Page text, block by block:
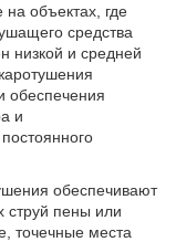
на объектах, где
средства
низкой и средней
обеспечения
и
обеспечивают
струй пены или
точечные места